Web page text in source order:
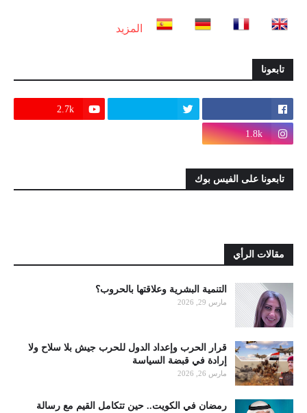
المزيد
تابعونا
2.7k
1.8k
تابعونا على الفيس بوك
مقالات الرأي
التنمية البشرية وعلاقتها بالحروب؟
مارس 29, 2026
قرار الحرب وإعداد الدول للحرب جيش بلا سلاح ولا
إرادة في قبضة السياسة
مارس 26, 2026
رمضان في الكويت.. حين تتكامل القيم مع رسالة